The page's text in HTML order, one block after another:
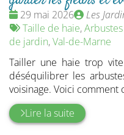
Date
:
29 mai 2026
Publié
par
Les
Tags
:
Taille de haie,
de jardin,Val-de-Marne
Tailler une haie trop
déséquilibrer les
voisinage. Voici
Lire la suite